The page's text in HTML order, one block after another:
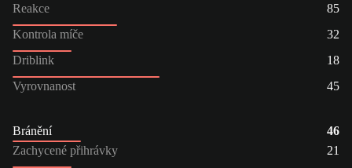
Reakce
85
Kontrola míče
32
Driblink
18
Vyrovnanost
45
Bránění
46
Zachycené přihrávky
21